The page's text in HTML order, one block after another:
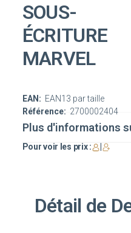
SOUS-
ÉCRITURE
MARVEL
Référence: 2700002404
EAN: EAN13 par taille
Plus d'informations
Pour voir les prix :
Détail de